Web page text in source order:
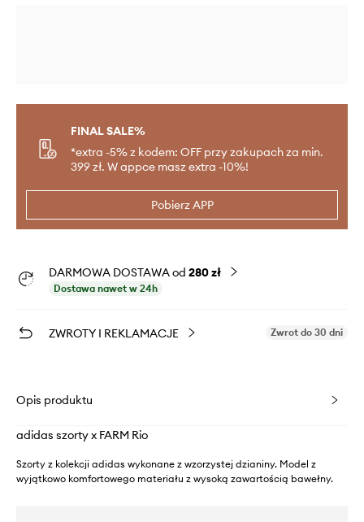
FINAL SALE%
*extra -5% z kodem: OFF przy zakupach za min.
399 zł. W appce masz extra -10%!
Pobierz APP
DARMOWA DOSTAWA od 280 zł
Dostawa nawet w 24h
ZWROTY I REKLAMACJE Zwrot do 30 dni
Opis produktu
adidas szorty x FARM Rio
Szorty z kolekcji adidas wykonane z wzorzystej dzianiny. Model z
wyjątkowo komfortowego materiału z wysoką zawartością bawełny.